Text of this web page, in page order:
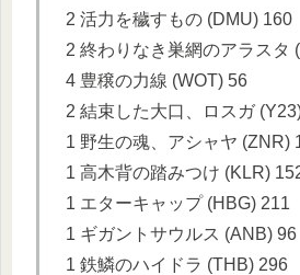
2 活力を穢すもの (DMU) 160
2 終わりなき巣網のアラスタ
4 豊穣の力線 (WOT) 56
2 結束した大口、ロスガ
1 野生の魂、アシャヤ (ZNR)
1 高木背の踏みつけ (KLR)
1 エターキャップ (HBG) 211
1 ギガントサウルス (ANB) 96
1 鉄鱗のハイドラ (THB) 296